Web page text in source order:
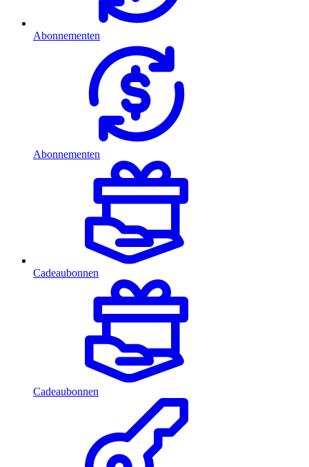
Abonnementen
Abonnementen
Cadeaubonnen
Cadeaubonnen